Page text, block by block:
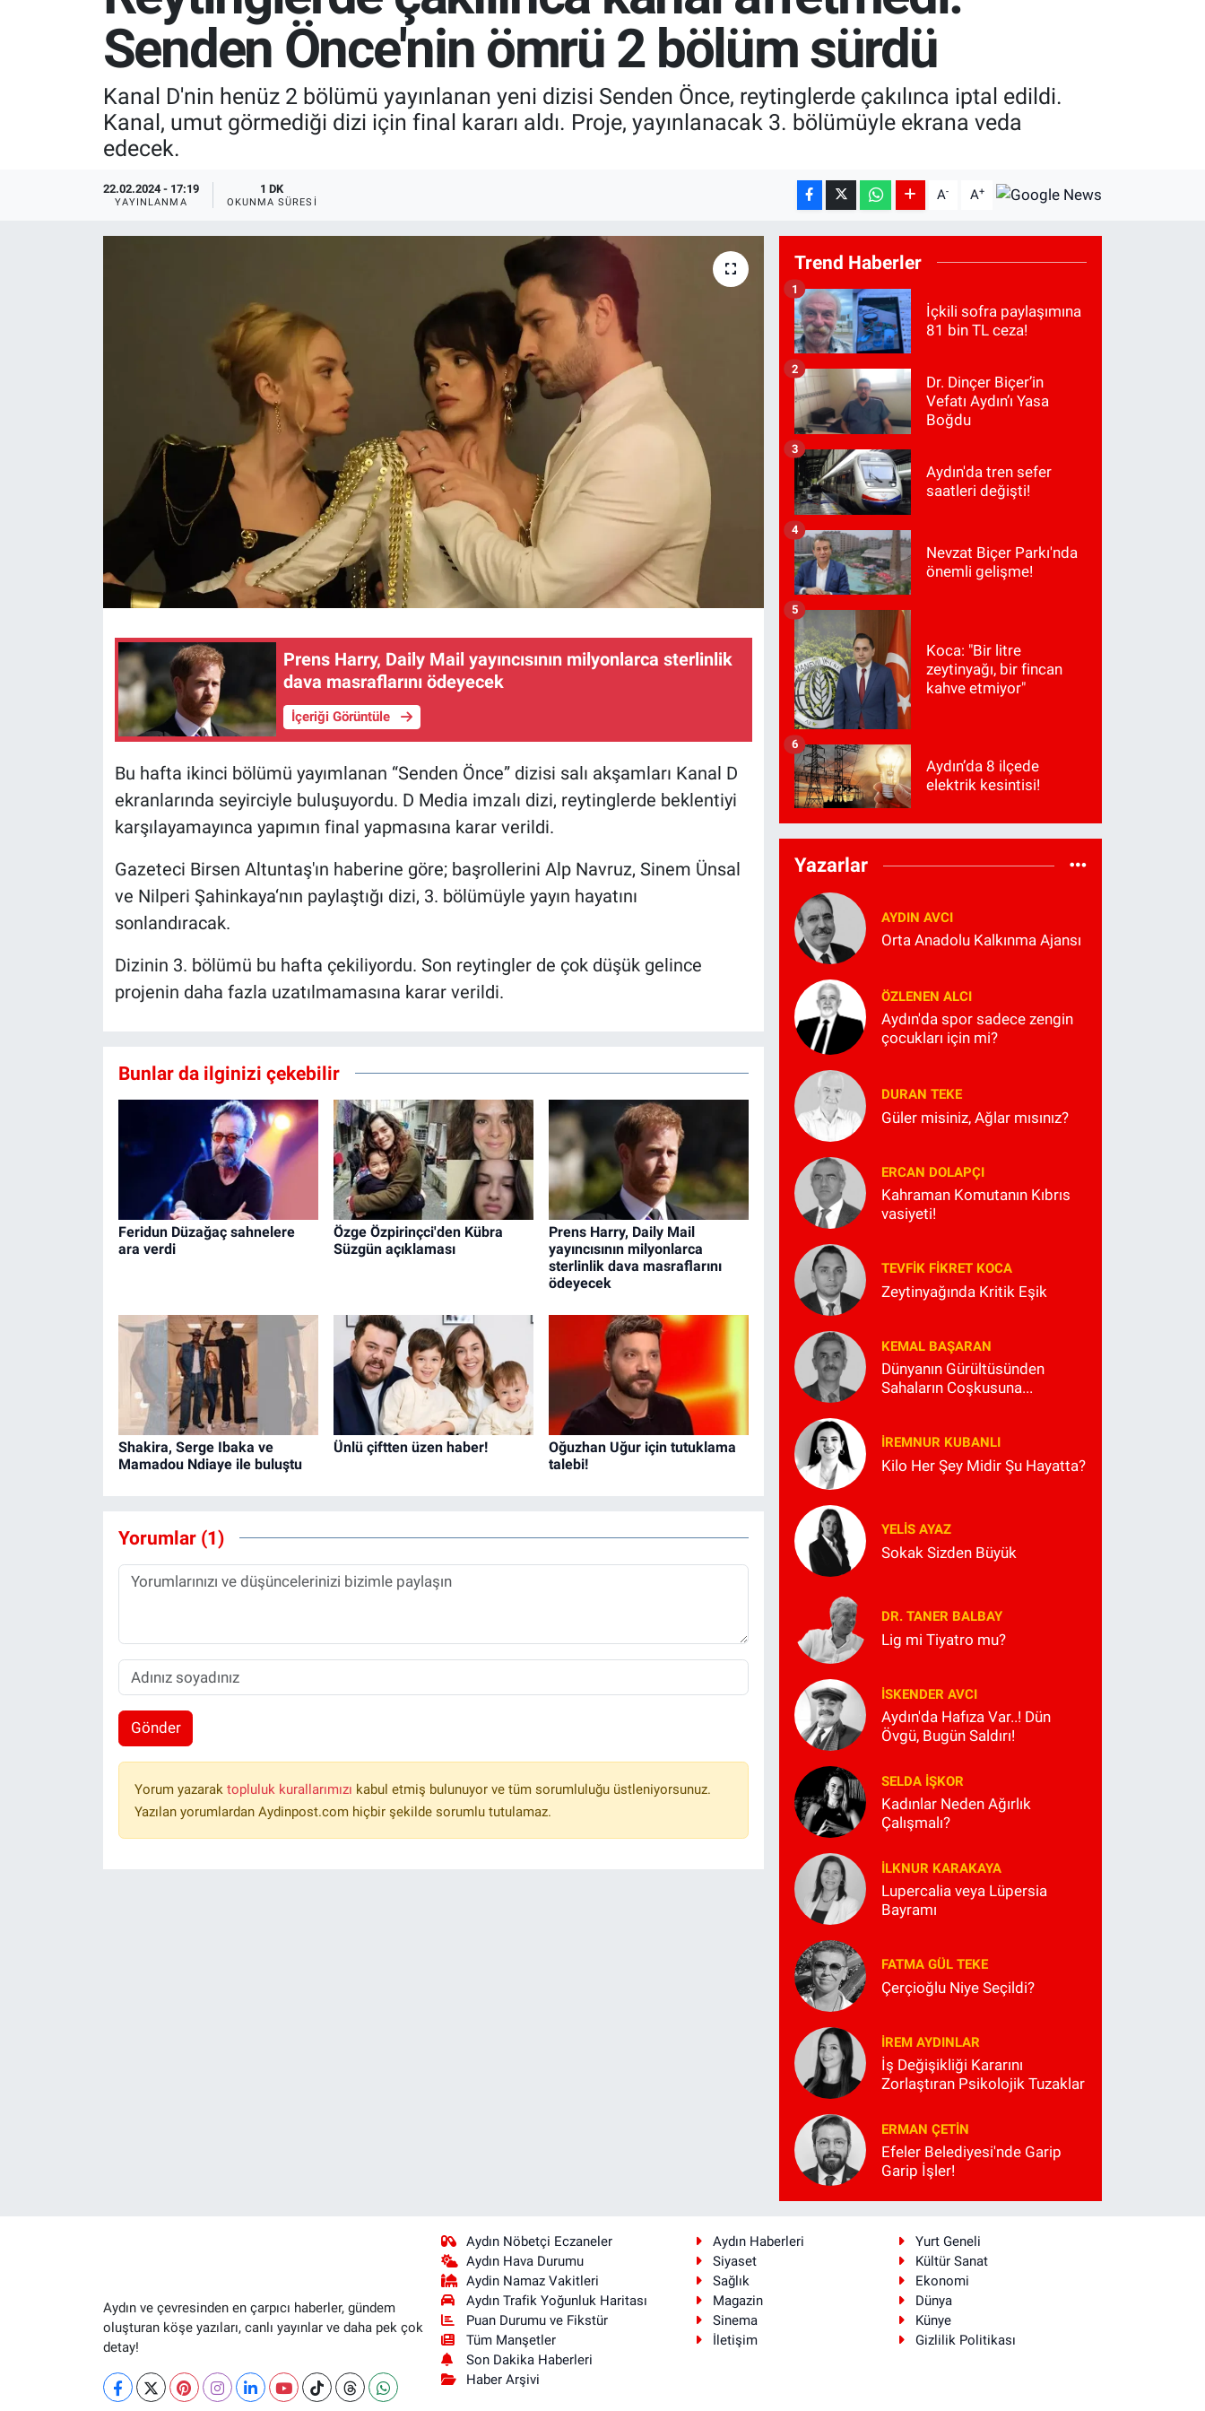
Senden Önce'nin ömrü 2 bölüm sürdü
Kanal D'nin henüz 2 bölümü yayınlanan yeni dizisi Senden Önce, reytinglerde çakılınca iptal edildi.
Kanal, umut görmediği dizi için final kararı aldı. Proje, yayınlanacak 3. bölümüyle ekrana veda
edecek.
22.02.2024 - 17:19
YAYINLANMA
1 DK
OKUNMA SÜRESI A- A+
Prens Harry, Daily Mail yayıncısının milyonlarca sterlinlik
dava masraflarını ödeyecek
İçeriği Görüntüle
Bu hafta ikinci bölümü yayımlanan “Senden Önce” dizisi salı akşamları Kanal D
ekranlarında seyirciyle buluşuyordu. D Media imzalı dizi, reytinglerde beklentiyi
karşılayamayınca yapımın final yapmasına karar verildi.
Gazeteci Birsen Altuntaş'ın haberine göre; başrollerini Alp Navruz, Sinem Ünsal
ve Nilperi Şahinkaya‘nın paylaştığı dizi, 3. bölümüyle yayın hayatını
sonlandıracak.
Dizinin 3. bölümü bu hafta çekiliyordu. Son reytingler de çok düşük gelince
projenin daha fazla uzatılmamasına karar verildi.
Bunlar da ilginizi çekebilir
Feridun Düzağaç sahnelere
ara verdi
Özge Özpirinçci'den Kübra
Süzgün açıklaması
Prens Harry, Daily Mail
yayıncısının milyonlarca
sterlinlik dava masraflarını
ödeyecek
Shakira, Serge Ibaka ve
Mamadou Ndiaye ile buluştu
Ünlü çiftten üzen haber!
Oğuzhan Uğur için tutuklama
talebi!
Yorumlar (1)
Gönder
Yorum yazarak topluluk kurallarımızı kabul etmiş bulunuyor ve tüm sorumluluğu üstleniyorsunuz.
Yazılan yorumlardan Aydinpost.com hiçbir şekilde sorumlu tutulamaz.
Trend Haberler
İçkili sofra paylaşımına
81 bin TL ceza!
1
Dr. Dinçer Biçer’in
Vefatı Aydın’ı Yasa
Boğdu
2
Aydın'da tren sefer
saatleri değişti!
3
Nevzat Biçer Parkı'nda
önemli gelişme!
4
Koca: "Bir litre
zeytinyağı, bir fincan
kahve etmiyor"
5
Aydın’da 8 ilçede
elektrik kesintisi!
6
Yazarlar
AYDIN AVCI
Orta Anadolu Kalkınma Ajansı
ÖZLENEN ALCI
Aydın'da spor sadece zengin
çocukları için mi?
DURAN TEKE
Güler misiniz, Ağlar mısınız?
ERCAN DOLAPÇI
Kahraman Komutanın Kıbrıs
vasiyeti!
TEVFIK FIKRET KOCA
Zeytinyağında Kritik Eşik
KEMAL BAŞARAN
Dünyanın Gürültüsünden
Sahaların Coşkusuna...
İREMNUR KUBANLI
Kilo Her Şey Midir Şu Hayatta?
YELIS AYAZ
Sokak Sizden Büyük
DR. TANER BALBAY
Lig mi Tiyatro mu?
İSKENDER AVCI
Aydın'da Hafıza Var..! Dün
Övgü, Bugün Saldırı!
SELDA İŞKOR
Kadınlar Neden Ağırlık
Çalışmalı?
İLKNUR KARAKAYA
Lupercalia veya Lüpersia
Bayramı
FATMA GÜL TEKE
Çerçioğlu Niye Seçildi?
İREM AYDINLAR
İş Değişikliği Kararını
Zorlaştıran Psikolojik Tuzaklar
ERMAN ÇETIN
Efeler Belediyesi'nde Garip
Garip İşler!
Aydın ve çevresinden en çarpıcı haberler, gündem
oluşturan köşe yazıları, canlı yayınlar ve daha pek çok
detay!
Aydın Nöbetçi Eczaneler
Aydın Hava Durumu
Aydin Namaz Vakitleri
Aydın Trafik Yoğunluk Haritası
Puan Durumu ve Fikstür
Tüm Manşetler
Son Dakika Haberleri
Haber Arşivi
Aydın Haberleri
Yurt Geneli
Siyaset
Kültür Sanat
Sağlık
Ekonomi
Magazin
Dünya
Sinema
Künye
İletişim
Gizlilik Politikası